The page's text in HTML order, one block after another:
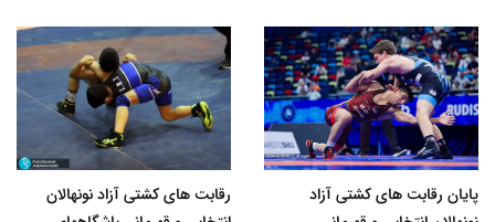
پایان رقابت های کشتی آزاد
رقابت های کشتی آزاد نونهالان